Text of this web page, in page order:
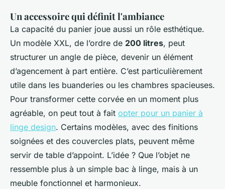
Un accessoire qui définit l'ambiance
La capacité du panier joue aussi un rôle esthétique.
Un modèle XXL, de l’ordre de 200 litres, peut
structurer un angle de pièce, devenir un élément
d’agencement à part entière. C’est particulièrement
utile dans les buanderies ou les chambres spacieuses.
Pour transformer cette corvée en un moment plus
agréable, on peut tout à fait opter pour un panier à
linge design. Certains modèles, avec des finitions
soignées et des couvercles plats, peuvent même
servir de table d’appoint. L’idée ? Que l’objet ne
ressemble plus à un simple bac à linge, mais à un
meuble fonctionnel et harmonieux.